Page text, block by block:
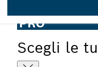
PRO
Scegli le